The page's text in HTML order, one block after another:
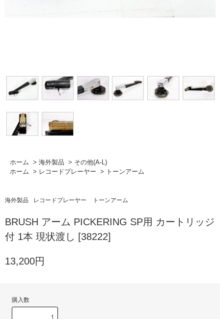
ホーム > 海外製品 > その他(A-L)
ホーム > レコードプレーヤー > トーンアーム
海外製品 レコードプレーヤー トーンアーム
BRUSH アーム PICKERING SP用 カートリッジ
付 1本 現状渡し [38222]
13,200円
購入数